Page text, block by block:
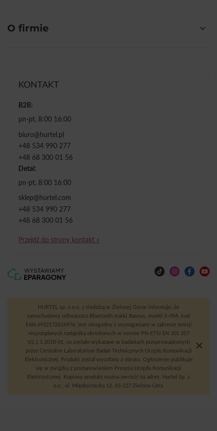
O firmie
KONTAKT
B2B:
pn-pt, 8:00 16:00
biuro@hurtel.pl
+48 534 990 277
+48 68 300 01 56
Detal:
pn-pt, 8:00 16:00
sklep@hurtel.com
+48 534 990 277
+48 68 300 01 56
Przejdź do strony kontakt »
HURTEL sp. z o.o. z siedzibą w Zielonej Górze informuje, że
samochodowy odtwarzacz Bluetooth marki Baseus, model S-09A, kod
EAN 6932172626976, jest niezgodny z wymaganiami w zakresie emisji
niepożądanych nadajnika określonych w normie PN-ETSI EN 301 357
V2.1.1:2018-01, co zostało wykazane w badaniach przeprowadzonych
przez Centralne Laboratorium Badań Technicznych Urzędu Komunikacji
Elektronicznej. Produkt został wycofany z obrotu. Ogłoszenie publikuje
się w związku z postanowieniem Prezesa Urzędu Komunikacji
Elektronicznej. Kupiony produkt można zwrócić na adres: Hurtel Sp. z
o.o., ul. Międzyrzecka 12, 65-127 Zielona Góra.